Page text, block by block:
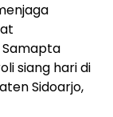
siang hari di
Sidoarjo,